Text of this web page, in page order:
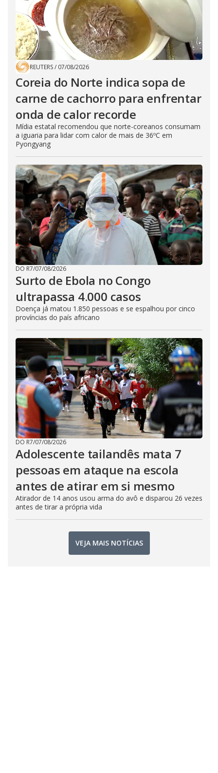
REUTERS/ 07/08/2026
Coreia do Norte indica sopa de
carne de cachorro para enfrentar
onda de calor recorde
Mídia estatal recomendou que norte-coreanos consumam
a iguaria para lidar com calor de mais de 36ºC em
Pyongyang
DO R7/07/08/2026
Surto de Ebola no Congo
ultrapassa 4.000 casos
Doença já matou 1.850 pessoas e se espalhou por cinco
províncias do país africano
DO R7/07/08/2026
Adolescente tailandês mata 7
pessoas em ataque na escola
antes de atirar em si mesmo
Atirador de 14 anos usou arma do avô e disparou 26 vezes
antes de tirar a própria vida
VEJA MAIS NOTÍCIAS